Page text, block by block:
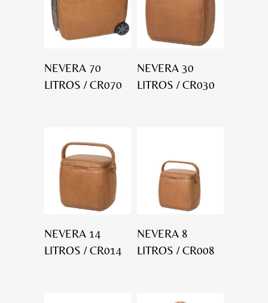
NEVERA 70
LITROS / CR070
NEVERA 30
LITROS / CR030
NEVERA 14
LITROS / CR014
NEVERA 8
LITROS / CR008